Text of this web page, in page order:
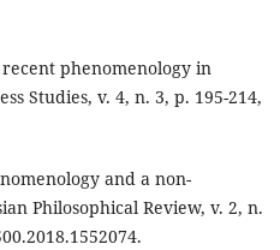
phenomenology in
Studies, v. 4, n. 3, p. 195-214,
and a non-
Philosophical Review, v. 2, n.